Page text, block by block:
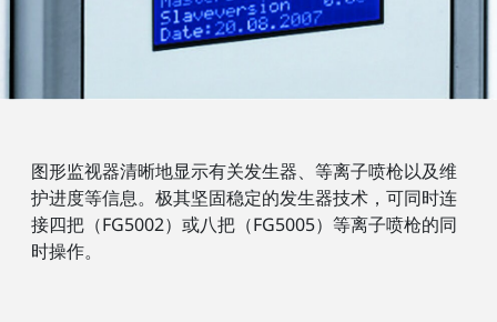
图形监视器清晰地显示有关发生器、等离子喷枪以及维
护进度等信息。极其坚固稳定的发生器技术，可同时连
接四把（FG5002）或八把（FG5005）等离子喷枪的同
时操作。